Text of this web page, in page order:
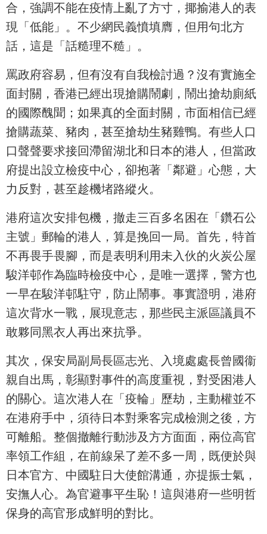
合，強調不能在疫情上亂了方寸，揶揄港人的表
現「低能」。不少網民義憤填膺，但用句北方
話，這是「話糙理不糙」。
罵政府容易，但有沒有自我檢討過？沒有實施全
面封關，香港已經出現搶購鬧劇，鬧出搶劫廁紙
的國際醜聞；如果真的全面封關，市面相信已經
搶購蔬菜、豬肉，甚至搶劫生豬雞鴨。有些人口
口聲聲要求接回滯留湖北和日本的港人，但當政
府提出設立檢疫中心，卻抱著「鄰避」心態，大
力反對，甚至趁機堵路縱火。
港府這次安排包機，撤走三百多名困在「鑽石公
主號」郵輪的港人，算是挽回一局。首先，特首
不再畏手畏腳，而是表明利用未入伙的火炭公屋
駿洋邨作為臨時檢疫中心，是唯一選擇，警方也
一早在駿洋邨駐守，防止鬧事。事實證明，港府
這次背水一戰，展現意志，那些民主派區議員不
敢夥同黑衣人再出來抗爭。
其次，保安局副局長區志光、入境處處長曾國衞
親自出馬，彰顯對事件的高度重視，對受困港人
的關心。這次港人在「疫輪」歷劫，主動權並不
在港府手中，須待日本對乘客完成檢測之後，方
可離船。整個撤離行動涉及方方面面，兩位高官
率領工作組，在前線呆了差不多一周，既便於與
日本官方、中國駐日大使館溝通，亦提振士氣，
安撫人心。為官避事平生恥！這與港府一些明哲
保身的高官形成鮮明的對比。